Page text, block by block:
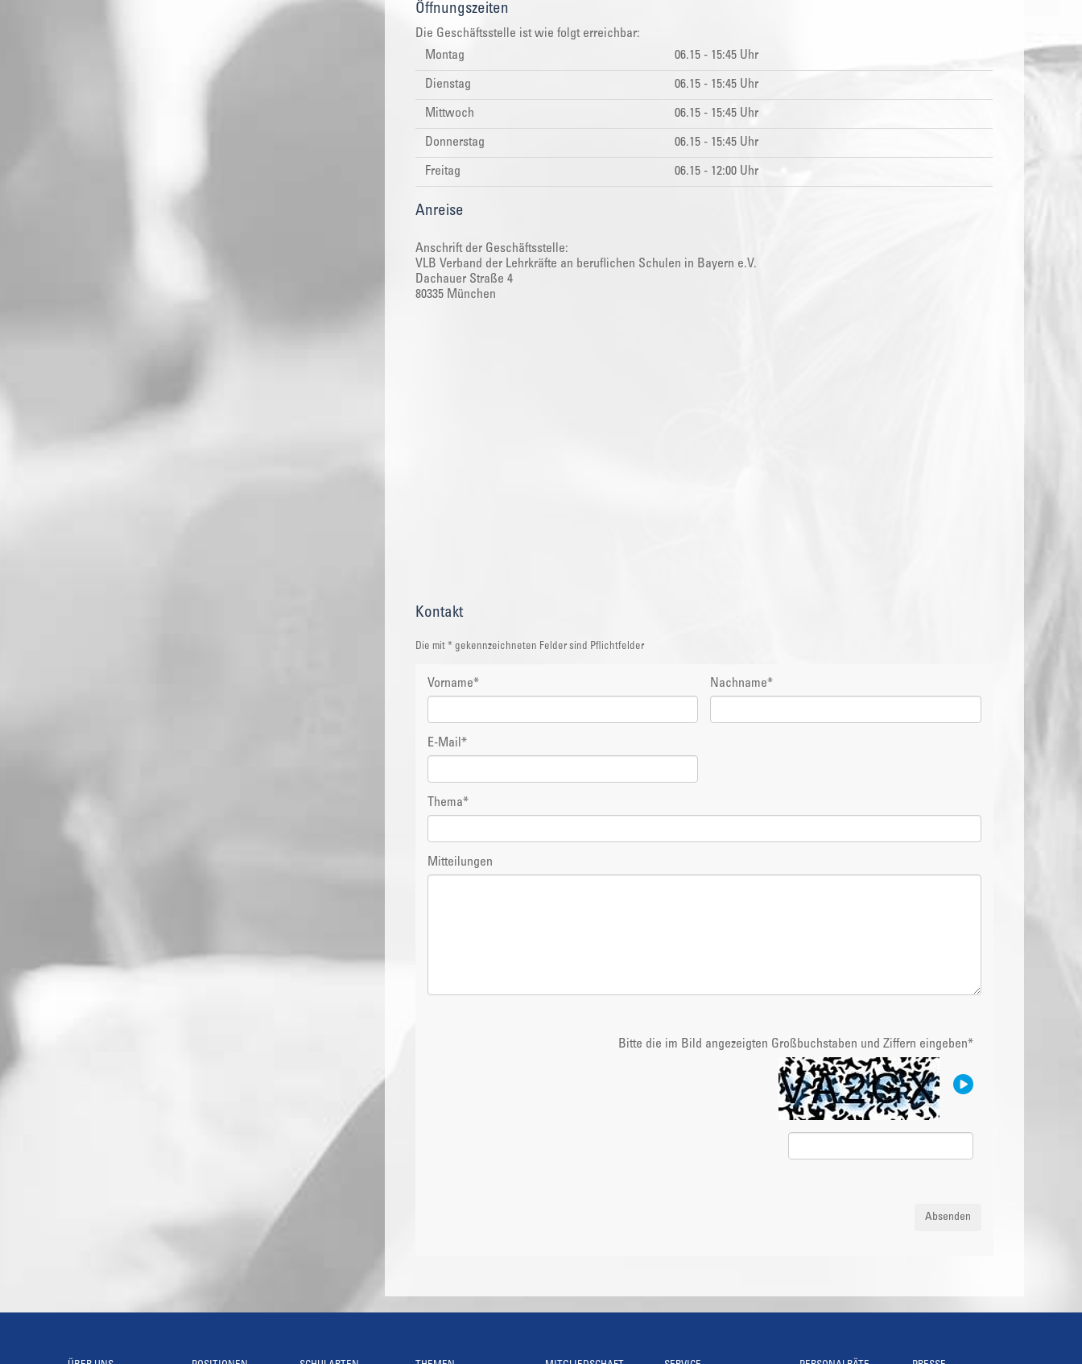
Öffnungszeiten
Die Geschäftsstelle ist wie folgt erreichbar:
Montag
06.15 - 15:45 Uhr
Dienstag 06.15 - 15:45 Uhr
Mittwoch 06.15 - 15:45 Uhr
Donnerstag 06.15 - 15:45 Uhr
Freitag 06.15 - 12:00 Uhr
Anreise
Anschrift der Geschäftsstelle:
VLB Verband der Lehrkräfte an beruflichen Schulen in Bayern e.V.
Dachauer Straße 4
80335 München
Kontakt
Die mit * gekennzeichneten Felder sind Pflichtfelder
Vorname* Nachname*
E-Mail *
Thema*
Mitteilungen
Bitte die im Bild angezeigten Großbuchstaben und Ziffern eingeben*
Absenden